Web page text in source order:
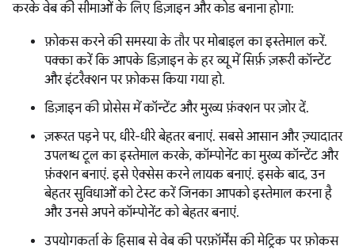
करके वेब की सीमाओं के लिए डिज़ाइन और कोड बनाना होगा:
फ़ोकस करने की समस्या के तौर पर मोबाइल का इस्तेमाल करें.
पक्का करें कि आपके डिज़ाइन के हर व्यू में सिर्फ़ ज़रूरी कॉन्टेंट
और इंटरैक्शन पर फ़ोकस किया गया हो.
डिज़ाइन की प्रोसेस में कॉन्टेंट और मुख्य फ़ंक्शन पर ज़ोर दें.
ज़रूरत पड़ने पर, धीरे-धीरे बेहतर बनाएं. सबसे आसान और ज़्यादातर
उपलब्ध टूल का इस्तेमाल करके, कॉम्पोनेंट का मुख्य कॉन्टेंट और
फ़ंक्शन बनाएं. इसे ऐक्सेस करने लायक बनाएं. इसके बाद, उन
बेहतर सुविधाओं को टेस्ट करें जिनका आपको इस्तेमाल करना है
और उनसे अपने कॉम्पोनेंट को बेहतर बनाएं.
उपयोगकर्ता के हिसाब से वेब की परफ़ॉर्मेंस की मेट्रिक पर फ़ोकस